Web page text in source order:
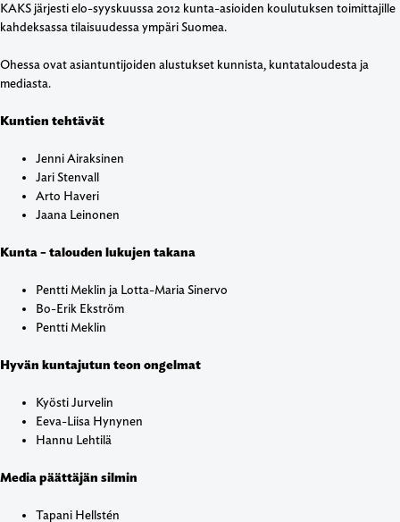
KAKS järjesti elo-syyskuussa 2012 kunta-asioiden koulutuksen toimittajille
kahdeksassa tilaisuudessa ympäri Suomea.
Ohessa ovat asiantuntijoiden alustukset kunnista, kuntataloudesta ja
mediasta.
Kuntien tehtävät
Jenni Airaksinen
Jari Stenvall
Arto Haveri
Jaana Leinonen
Kunta – talouden lukujen takana
Pentti Meklin ja Lotta-Maria Sinervo
Bo-Erik Ekström
Pentti Meklin
Hyvän kuntajutun teon ongelmat
Kyösti Jurvelin
Eeva-Liisa Hynynen
Hannu Lehtilä
Media päättäjän silmin
Tapani Hellstén